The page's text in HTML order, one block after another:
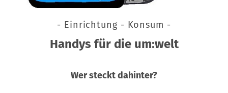
- Einrichtung - Konsum -
Handys für die um:welt
Wer steckt dahinter?